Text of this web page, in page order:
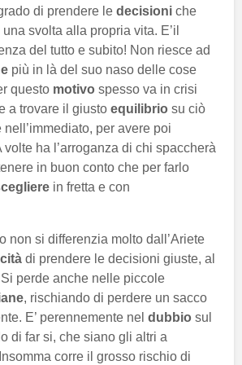
di prendere le decisioni che
svolta alla propria vita. E’il
del tutto e subito! Non riesce ad
più in là del suo naso delle cose
questo motivo spesso va in crisi
a trovare il giusto equilibrio su ciò
per avere poi
volte ha l’arroganza di chi spaccherà
in buon conto che per farlo
in fretta e con
non si differenzia molto dall’Ariete
di prendere le decisioni giuste, al
perde anche nelle piccole
, rischiando di perdere un sacco
E’ perennemente nel dubbio sul
di far si, che siano gli altri a
corre il grosso rischio di